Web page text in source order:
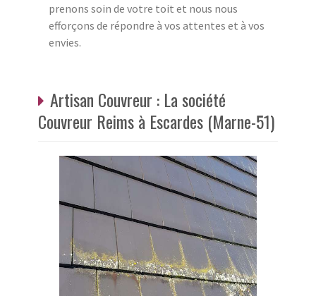
prenons soin de votre toit et nous nous
efforçons de répondre à vos attentes et à vos
envies.
Artisan Couvreur : La société
Couvreur Reims à Escardes (Marne-51)